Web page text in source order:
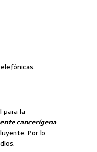
para la
cancerígena
Por lo